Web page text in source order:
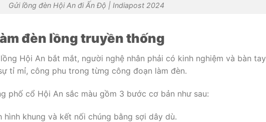
Gửi lồng đèn Hội An đi Ấn Độ | Indiapost 2024
đèn lồng truyền thống
Hội An bắt mắt, người nghệ nhân phải có kinh nghiệm và bàn tay
tỉ mỉ, công phu trong từng công đoạn làm đèn.
phố cổ Hội An sắc màu gồm 3 bước cơ bản như sau:
hình khung và kết nối chúng bằng sợi dây dù.